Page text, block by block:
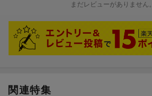
まだレビューがありません。
関連特集